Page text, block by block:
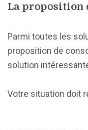
La proposition
Parmi toutes les
proposition de
solution
Votre situation doit